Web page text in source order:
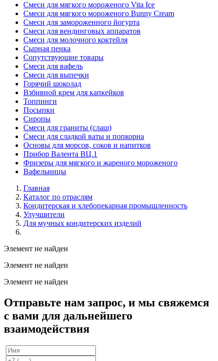
Смеси для мягкого мороженого Vita Ice
Смеси для мягкого мороженого Bunny Cream
Смеси для замороженного йогурта
Смеси для вендинговых аппаратов
Смеси для молочного коктейля
Сырная пенка
Сопутствующие товары
Смеси для вафель
Смеси для выпечки
Горячий шоколад
Взбивной крем для капкейков
Топпинги
Посыпки
Сиропы
Смеси для граниты (слаш)
Смеси для сладкой ваты и попкорна
Основы для морсов, соков и напитков
Прибор Валента ВЦ.1
Фризеры для мягкого и жареного мороженого
Вафельницы
Главная
Каталог по отраслям
Кондитерская и хлебопекарная промышленность
Улучшители
Для мучных кондитерских изделий
Элемент не найден
Элемент не найден
Элемент не найден
Отправьте нам запрос, и мы свяжемся
с вами для дальнейшего
взаимодействия